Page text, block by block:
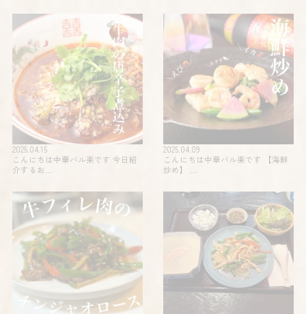
2025.04.15
こんにちは中華バル楽です 今日紹
介するお…
2025.04.09
こんにちは中華バル楽です 【海鮮
炒め】 …